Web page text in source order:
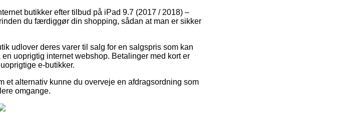
butikker efter tilbud på iPad 9.7 (2017 / 2018) –
du færdiggør din shopping, sådan at man er sikker
udlover deres varer til salg for en salgspris som kan
uoprigtig internet webshop. Betalinger med kort er
e-butikker.
et alternativ kunne du overveje en afdragsordning som
omgange.